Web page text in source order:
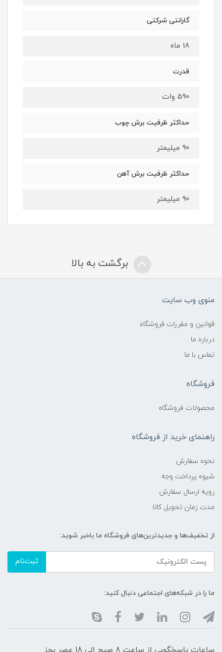
گارانتی شرکتی
18 ماه
قدرت
590 وات
حداکثر ظرفیت برش چوب
90 میلیمتر
حداکثر ظرفیت برش آهن
90 میلیمتر
برگشت به بالا
منوی وب سایت
قوانین و مقررات فروشگاه
درباره ما
تماس با ما
فروشگاه
محصولات فروشگاه
راهنمای خرید از فروشگاه
نحوه سفارش
شیوه پرداخت وجه
رویه ارسال سفارش
مدت زمان تحویل کالا
از تخفیف‌ها و جدیدترین‌های فروشگاه ما باخبر شوید:
ثبت‌نام
ما را در شبکه‌های اجتماعی دنبال کنید: